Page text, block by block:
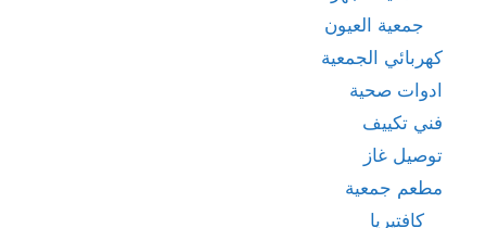
جمعية العيون
كهربائي الجمعية
ادوات صحية
فني تكييف
توصيل غاز
مطعم جمعية
كافتيريا